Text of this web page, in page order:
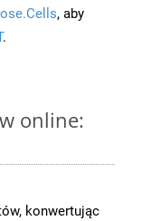
, aby
.
online:
konwertując